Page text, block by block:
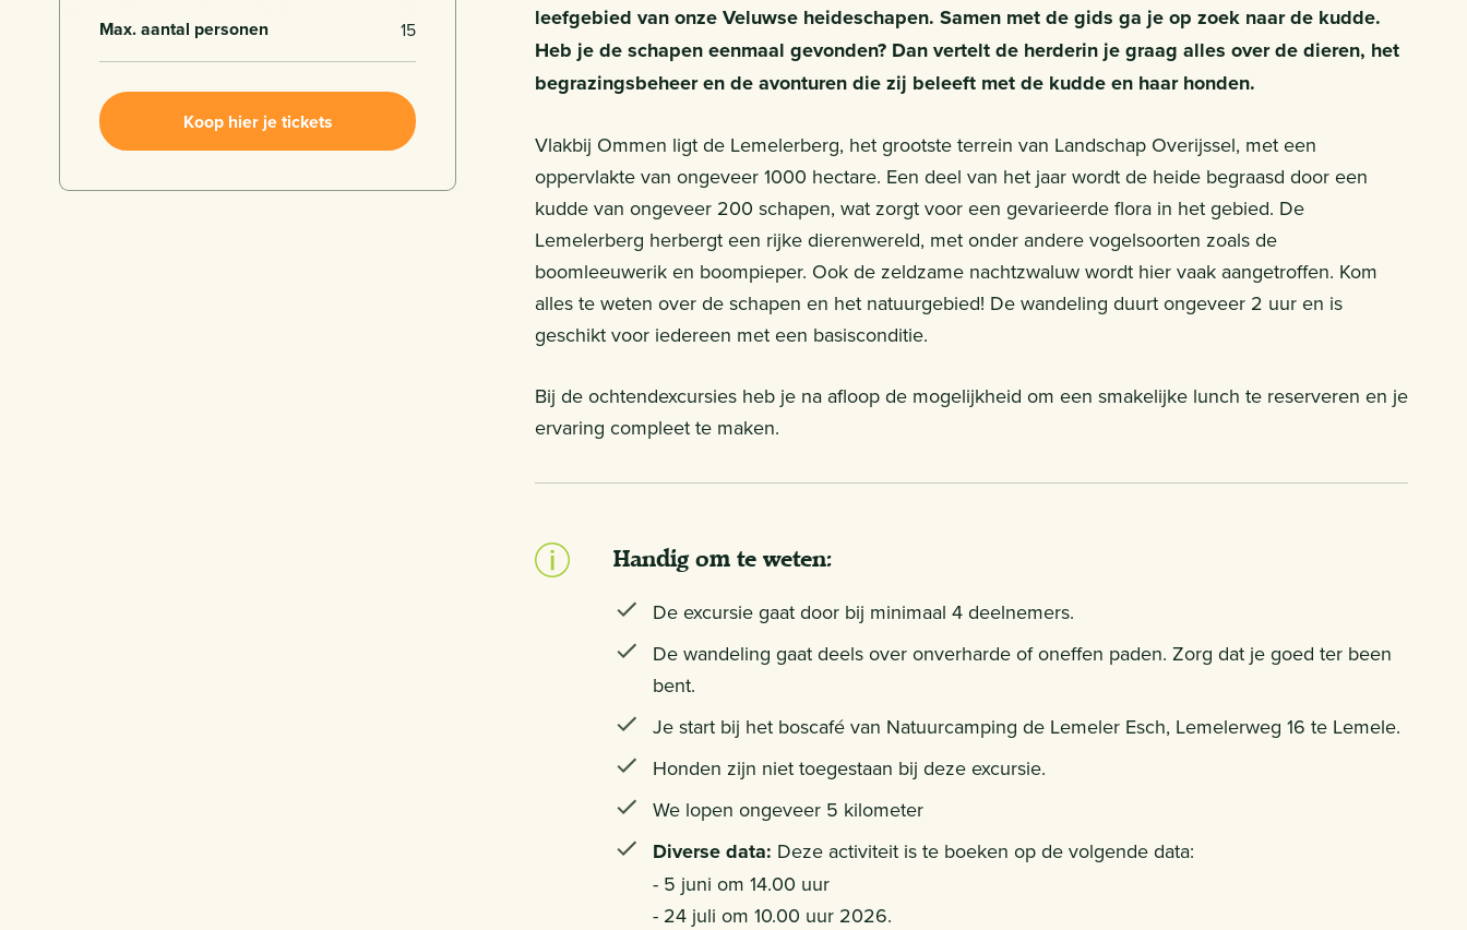
Max. aantal personen 15
Koop hier je tickets
leefgebied van onze Veluwse heideschapen. Samen met de gids ga je op zoek naar de kudde.
Heb je de schapen eenmaal gevonden? Dan vertelt de herderin je graag alles over de dieren, het
begrazingsbeheer en de avonturen die zij beleeft met de kudde en haar honden.
Vlakbij Ommen ligt de Lemelerberg, het grootste terrein van Landschap Overijssel, met een
oppervlakte van ongeveer 1000 hectare. Een deel van het jaar wordt de heide begraasd door een
kudde van ongeveer 200 schapen, wat zorgt voor een gevarieerde flora in het gebied. De
Lemelerberg herbergt een rijke dierenwereld, met onder andere vogelsoorten zoals de
boomleeuwerik en boompieper. Ook de zeldzame nachtzwaluw wordt hier vaak aangetroffen. Kom
alles te weten over de schapen en het natuurgebied! De wandeling duurt ongeveer 2 uur en is
geschikt voor iedereen met een basisconditie.
Bij de ochtendexcursies heb je na afloop de mogelijkheid om een smakelijke lunch te reserveren en je
ervaring compleet te maken.
Handig om te weten:
De excursie gaat door bij minimaal 4 deelnemers.
De wandeling gaat deels over onverharde of oneffen paden. Zorg dat je goed ter been
bent.
Je start bij het boscafé van Natuurcamping de Lemeler Esch, Lemelerweg 16 te Lemele.
Honden zijn niet toegestaan bij deze excursie.
We lopen ongeveer 5 kilometer
Diverse data: Deze activiteit is te boeken op de volgende data:
- 5 juni om 14.00 uur
- 24 juli om 10.00 uur 2026.